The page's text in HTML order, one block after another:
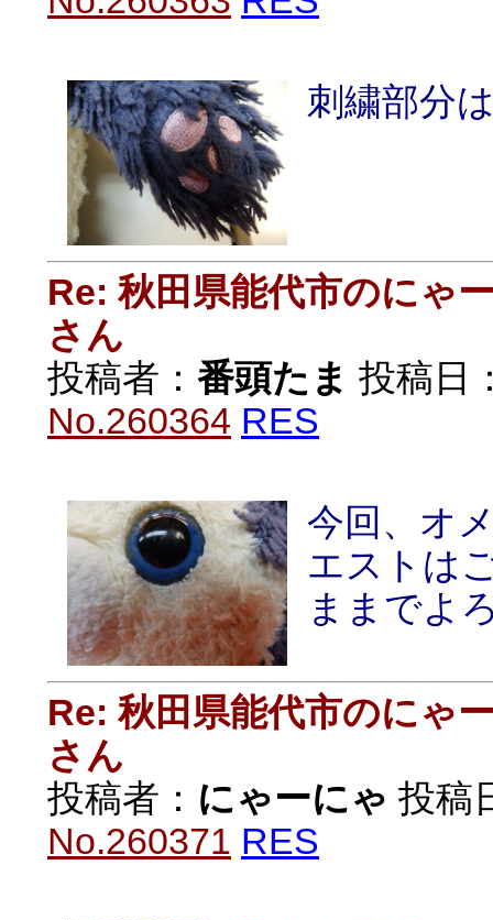
刺繍部分
Re: 秋田県能代市のにゃ
さん
投稿者： 番頭たま 投稿日
No.260364 RES
今回、オ
エストは
ままでよ
Re: 秋田県能代市のにゃ
さん
投稿者： にゃーにゃ 投稿
No.260371 RES